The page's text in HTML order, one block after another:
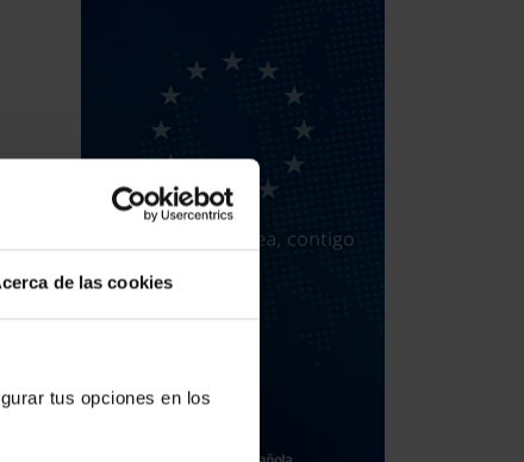
de las cookies
tus opciones en los